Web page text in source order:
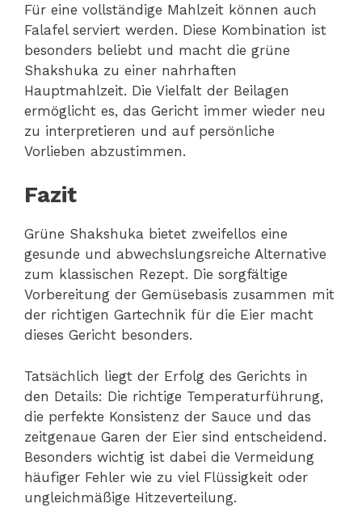
Für eine vollständige Mahlzeit können auch
Falafel serviert werden. Diese Kombination ist
besonders beliebt und macht die grüne
Shakshuka zu einer nahrhaften
Hauptmahlzeit. Die Vielfalt der Beilagen
ermöglicht es, das Gericht immer wieder neu
zu interpretieren und auf persönliche
Vorlieben abzustimmen.
Fazit
Grüne Shakshuka bietet zweifellos eine
gesunde und abwechslungsreiche Alternative
zum klassischen Rezept. Die sorgfältige
Vorbereitung der Gemüsebasis zusammen mit
der richtigen Gartechnik für die Eier macht
dieses Gericht besonders.
Tatsächlich liegt der Erfolg des Gerichts in
den Details: Die richtige Temperaturführung,
die perfekte Konsistenz der Sauce und das
zeitgenaue Garen der Eier sind entscheidend.
Besonders wichtig ist dabei die Vermeidung
häufiger Fehler wie zu viel Flüssigkeit oder
ungleichmäßige Hitzeverteilung.